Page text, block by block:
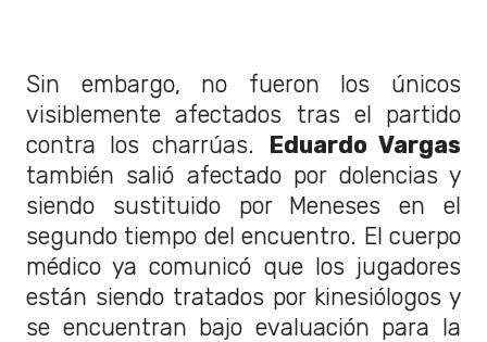
Sin embargo, no fueron los únicos
visiblemente afectados tras el partido
contra los charrúas. Eduardo Vargas
también salió afectado por dolencias y
siendo sustituido por Meneses en el
segundo tiempo del encuentro. El cuerpo
médico ya comunicó que los jugadores
están siendo tratados por kinesiólogos y
se encuentran bajo evaluación para la